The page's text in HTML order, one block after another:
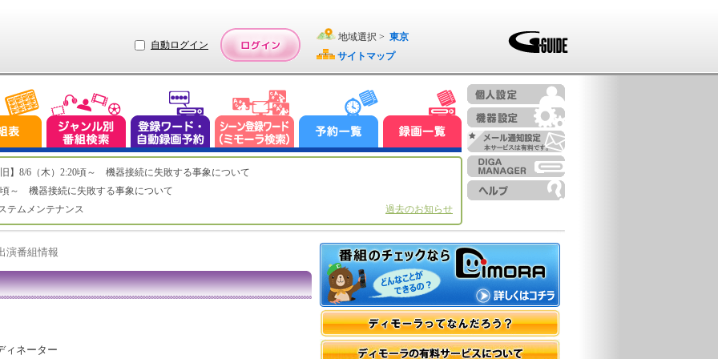
自動ログイン
地域選択 > 東京
サイトマップ
旧】8/6（木）2:20頃～ 機器接続に失敗する事象について
頃～ 機器接続に失敗する事象について
テムメンテナンス
過去のお知らせ
演番組情報
ィネーター